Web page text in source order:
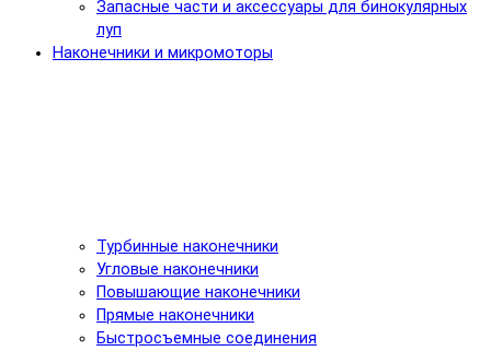
Запасные части и аксессуары для бинокулярных
луп
Наконечники и микромоторы
Турбинные наконечники
Угловые наконечники
Повышающие наконечники
Прямые наконечники
Быстросъемные соединения